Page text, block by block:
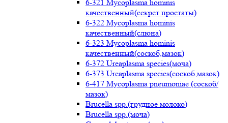
6-321 Mycoplasma hominis
качественный(секрет простаты)
6-322 Mycoplasma hominis
качественный(слюна)
6-323 Mycoplasma hominis
качественный(соскоб,мазок)
6-372 Ureaplasma species(моча)
6-373 Ureaplasma species(соскоб,мазок)
6-417 Mycoplasma pneumoniae (соскоб/
мазок)
Brucella spp.(грудное молоко)
Brucella spp.(моча)